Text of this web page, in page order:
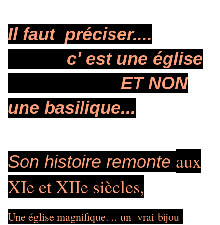
Il faut préciser....
c' est une église
ET NON
une basilique...
Son histoire remonte aux
XIe et XIIe siècles,
Une église magnifique.... un vrai bijou